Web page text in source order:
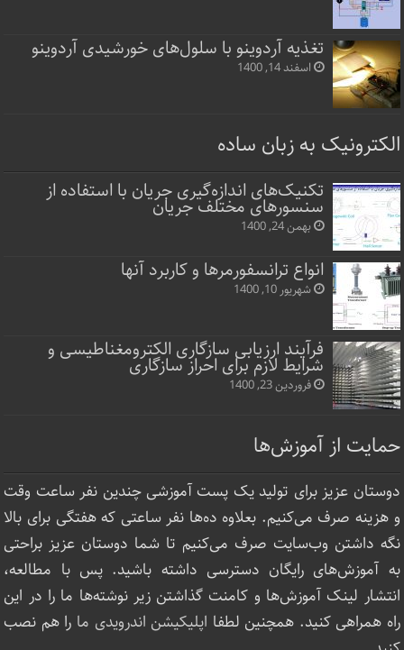
تغذیه آردوینو با سلول‌های خورشیدی آردوینو
اسفند 14, 1400
الکترونیک به زبان ساده
تکنیک‌های اندازه‌گیری جریان با استفاده از
سنسورهای مختلف جریان
بهمن 24, 1400
انواع ترانسفورمرها و کاربرد آنها
شهریور 10, 1400
فرآیند ارزیابی سازگاری الکترومغناطیسی و
شرایط لازم برای احراز سازگاری
فروردین 23, 1400
حمایت از آموزش‌ها
دوستان عزیز برای تولید یک پست آموزشی چندین نفر ساعت‌ وقت
و هزینه صرف می‌کنیم. بعلاوه ده‌ها نفر ساعتی که هفتگی برای بالا
نگه داشتن وب‌سایت صرف ‌می‌کنیم تا شما دوستان عزیز براحتی
به آموزش‌های رایگان دسترسی داشته باشید. پس با مطالعه،
انتشار لینک‌ آموزش‌ها و کامنت گذاشتن زیر نوشته‌‌ها ما را در این
راه همراهی کنید. همچنین لطفا اپلیکیشن اندرویدی ما را هم نصب